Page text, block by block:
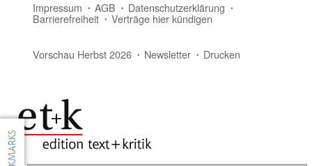
Impressum AGB Datenschutzerklärung
Barrierefreiheit Verträge hier kündigen
Vorschau Herbst 2026 Newsletter Drucken